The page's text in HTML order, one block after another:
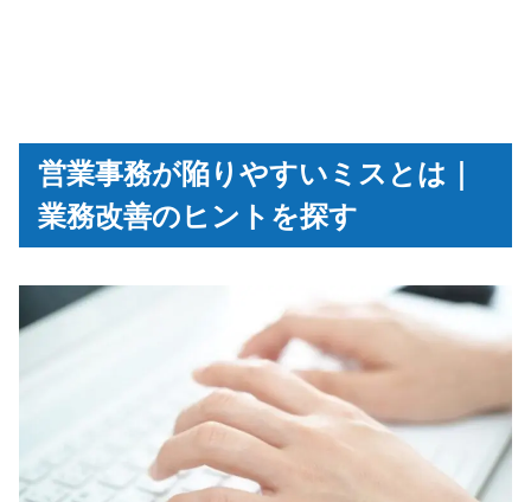
営業事務が陥りやすいミスとは｜
業務改善のヒントを探す